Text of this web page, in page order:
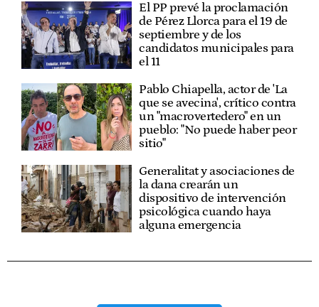
El PP prevé la proclamación
de Pérez Llorca para el 19 de
septiembre y de los
candidatos municipales para
el 11
Pablo Chiapella, actor de 'La
que se avecina', crítico contra
un "macrovertedero" en un
pueblo: "No puede haber peor
sitio"
Generalitat y asociaciones de
la dana crearán un
dispositivo de intervención
psicológica cuando haya
alguna emergencia